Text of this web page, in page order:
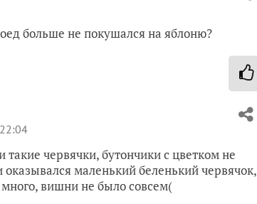
больше не покушался на яблоню?
червячки, бутончики с цветком не
маленький беленький червячок,
вишни не было совсем(